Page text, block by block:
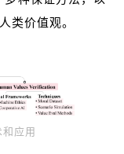
类价值观。
应用